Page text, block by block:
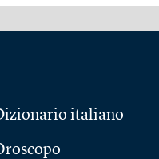
italiano